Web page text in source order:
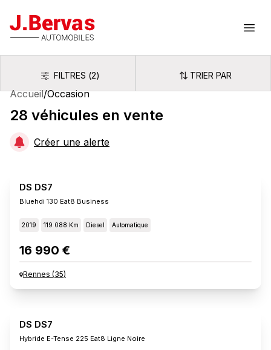
J.Bervas
FiltresFILTRES (2) Trier par
TRIER PAR
Accueil/Occasion
28 véhicules en vente
Créer une alerte
DS DS7
Bluehdi 130 Eat8 Business
2019 119 088 Km Diesel Automatique
16 990 €
Rennes (35)
DS DS7
Hybride E-Tense 225 Eat8 Ligne Noire